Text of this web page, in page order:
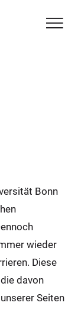
Bonn
wieder
Diese
davon
Seiten